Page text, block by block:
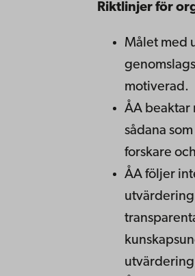
Riktlinjer för
Målet med
motiverad.
ÅA beaktar
sådana
forskare
ÅA följer